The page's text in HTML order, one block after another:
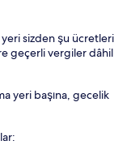
yeri sizden şu ücretleri
geçerli vergiler dâhil
yeri başına, gecelik